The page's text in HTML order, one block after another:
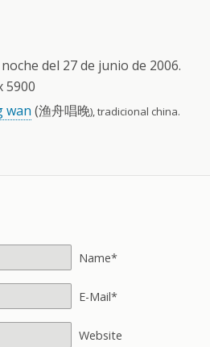
del 27 de junio de 2006.
5900
wan (渔舟唱晚), tradicional china.
Name*
E-Mail*
Website